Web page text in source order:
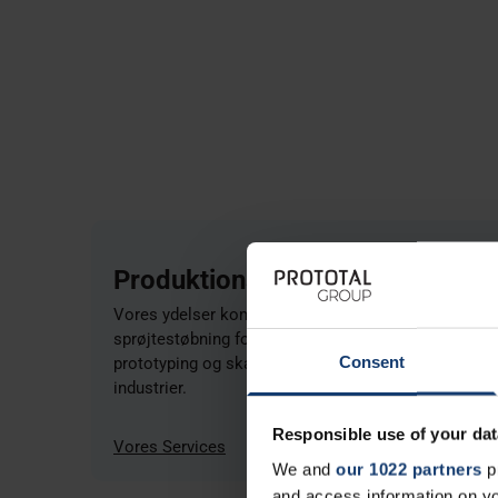
Consent
Responsible use of your
We and our 1022 partners
Produktionsydelser
Vores ydelser kombinerer industriel 3D print og
sprøjtestøbning for at understøtte produktudvikling,
prototyping og skalerbar serieproduktion på tværs af
industrier.
Vores Services